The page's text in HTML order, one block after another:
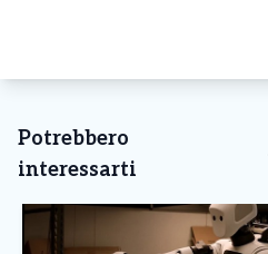
Potrebbero
interessarti